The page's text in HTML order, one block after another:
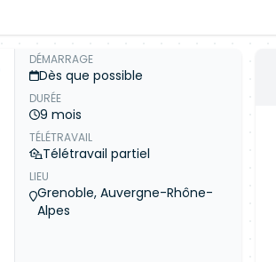
DÉMARRAGE
Dès que possible
DURÉE
9 mois
TÉLÉTRAVAIL
Télétravail partiel
LIEU
Grenoble, Auvergne-Rhône-
Alpes